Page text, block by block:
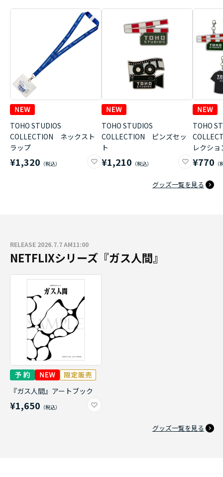
TOHO STUDIOS
COLLECTION ネックスト
ラップ
¥1,320
TOHO STUDIOS
COLLECTION ピンズセッ
ト
¥1,210
TOHO
レクシ
¥770
グッズ一覧を見る
RELEASE 2026.7.7 AM11:00
NETFLIXシリーズ『ガス人間』
『ガス人間』アートブック
¥1,650
グッズ一覧を見る